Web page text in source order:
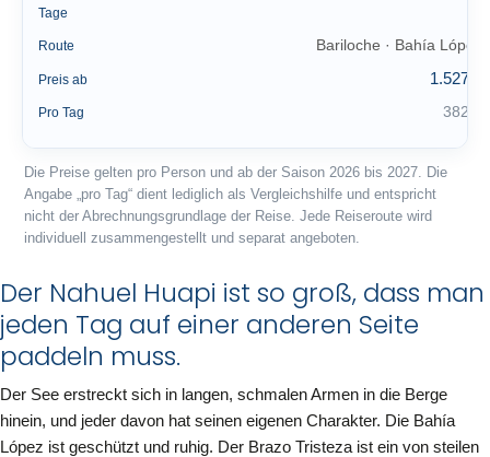
Tage
Route Bariloche · Bahía López
Preis ab 1.527 €
Pro Tag 382 €
Die Preise gelten pro Person und ab der Saison 2026 bis 2027. Die
Angabe „pro Tag“ dient lediglich als Vergleichshilfe und entspricht
nicht der Abrechnungsgrundlage der Reise. Jede Reiseroute wird
individuell zusammengestellt und separat angeboten.
Der Nahuel Huapi ist so groß, dass man
jeden Tag auf einer anderen Seite
paddeln muss.
Der See erstreckt sich in langen, schmalen Armen in die Berge
hinein, und jeder davon hat seinen eigenen Charakter. Die Bahía
López ist geschützt und ruhig. Der Brazo Tristeza ist ein von steilen